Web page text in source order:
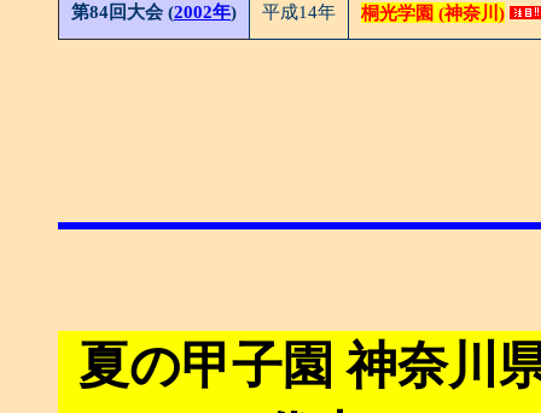
第84回大会 (2002年) 平成14年 桐光学園 (神奈川)
夏の甲子園 神奈川